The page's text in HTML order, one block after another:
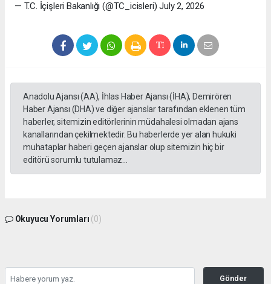
— T.C. İçişleri Bakanlığı (@TC_icisleri) July 2, 2026
Anadolu Ajansı (AA), İhlas Haber Ajansı (İHA), Demirören
Haber Ajansı (DHA) ve diğer ajanslar tarafından eklenen tüm
haberler, sitemizin editörlerinin müdahalesi olmadan ajans
kanallarından çekilmektedir. Bu haberlerde yer alan hukuki
muhataplar haberi geçen ajanslar olup sitemizin hiç bir
editörü sorumlu tutulamaz...
Okuyucu Yorumları (0)
Gönder